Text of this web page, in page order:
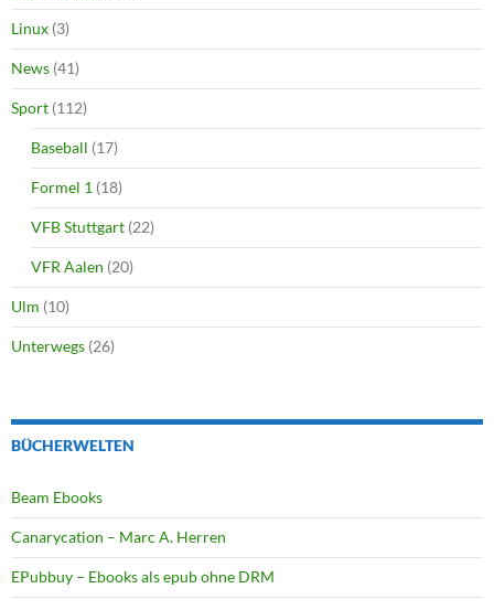
Linux (3)
News (41)
Sport (112)
Baseball (17)
Formel 1 (18)
VFB Stuttgart (22)
VFR Aalen (20)
Ulm (10)
Unterwegs (26)
BÜCHERWELTEN
Beam Ebooks
Canarycation – Marc A. Herren
EPubbuy – Ebooks als epub ohne DRM